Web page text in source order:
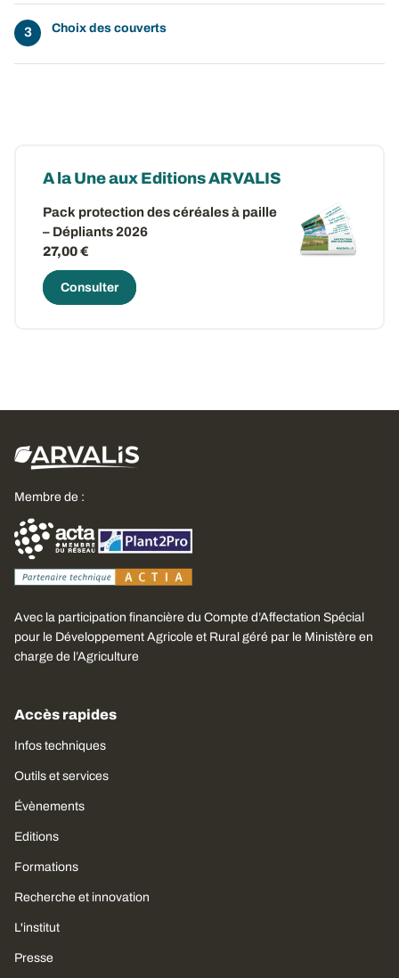
Choix des couverts
A la Une aux Editions ARVALIS
Pack protection des céréales à paille
– Dépliants 2026
27,00 €
Consulter
Membre de :
Avec la participation financière du Compte d’Affectation Spécial
pour le Développement Agricole et Rural géré par le Ministère en
charge de l’Agriculture
Accès rapides
Infos techniques
Outils et services
Évènements
Editions
Formations
Recherche et innovation
L'institut
Presse